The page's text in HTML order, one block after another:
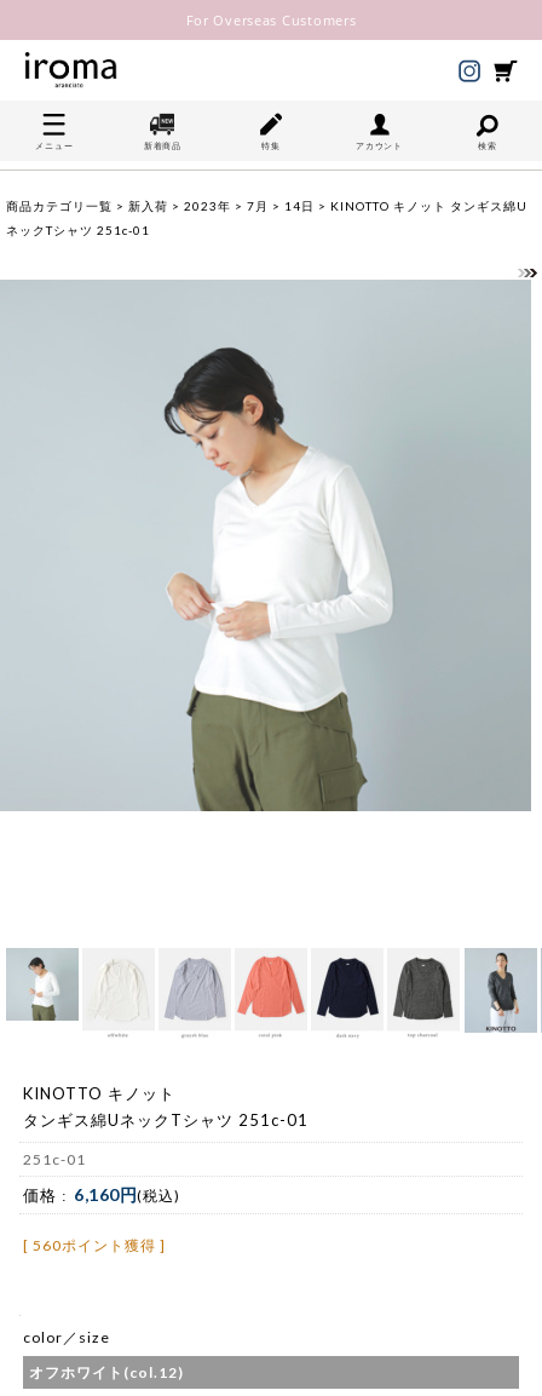
For Overseas Customers
メニュー 新着商品 特集 アカウント 検索
商品カテゴリ一覧 > 新入荷 > 2023年 > 7月 > 14日 > KINOTTO キノット タンギス綿U
ネックTシャツ 251c-01
KINOTTO キノット
タンギス綿UネックTシャツ 251c-01
251c-01
価格 : 6,160円(税込)
[ 560ポイント獲得 ]
color／size
オフホワイト(col.12)